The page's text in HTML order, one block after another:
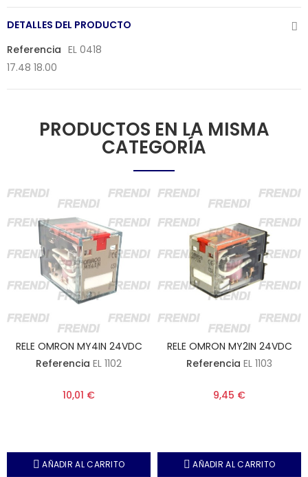
DETALLES DEL PRODUCTO
Referencia EL 0418
17.48 18.00
PRODUCTOS EN LA MISMA
CATEGORÍA
RELE OMRON MY4IN 24VDC
Referencia EL 1102
10,01 €
AÑADIR AL CARRITO
RELE OMRON MY2IN 24VDC
Referencia EL 1103
9,45 €
AÑADIR AL CARRITO